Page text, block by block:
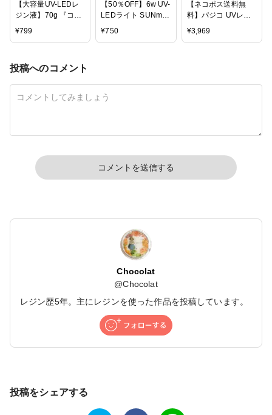
【大容量UV-LEDレ
ジン液】70g 『コス
パ＆クオリティー最
ア》GreenOceanオ
ジンクラフト ハード
タイプ UVレジン液
¥799
【50％OFF】6w UV-
LEDライト SUNmini
全4色 /レジンクラフ
¥750
【ネコポス送料無
料】パジコ UVレジ
ン 着色剤 宝石の雫
12色セット PADICO
¥3,969
投稿へのコメント
コメントを送信する
Chocolat
@Chocolat
レジン歴5年。主にレジンを使った作品を投稿しています。
投稿をシェアする